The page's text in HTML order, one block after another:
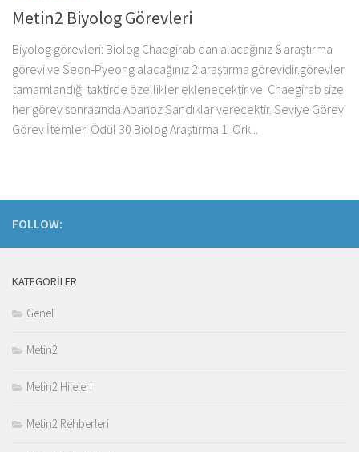
Metin2 Biyolog Görevleri
Biyolog görevleri: Biolog Chaegirab dan alacağınız 8 araştırma
görevi ve Seon-Pyeong alacağınız 2 araştırma görevidir.görevler
tamamlandığı taktirde özellikler eklenecektir ve Chaegirab size
her görev sonrasında Abanoz Sandıklar verecektir. Seviye Görev
Görev İtemleri Ödül 30 Biolog Araştırma 1 Ork...
FOLLOW:
KATEGORILER
Genel
Metin2
Metin2 Hileleri
Metin2 Rehberleri